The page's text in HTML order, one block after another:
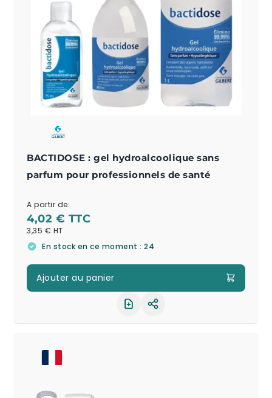
BACTIDOSE : gel hydroalcoolique sans
parfum pour professionnels de santé
A partir de:
4,02 €
3,35 €
En stock en ce moment : 24
Ajouter au panier
Partager le produit